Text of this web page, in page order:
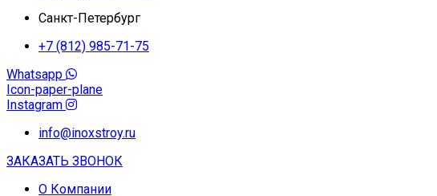
Санкт-Петербург
+7 (812) 985-71-75
Whatsapp
Icon-paper-plane
Instagram
info@inoxstroy.ru
ЗАКАЗАТЬ ЗВОНОК
О Компании